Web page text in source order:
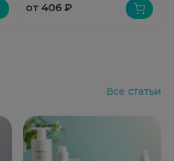
от 406 ₽
Все статьи